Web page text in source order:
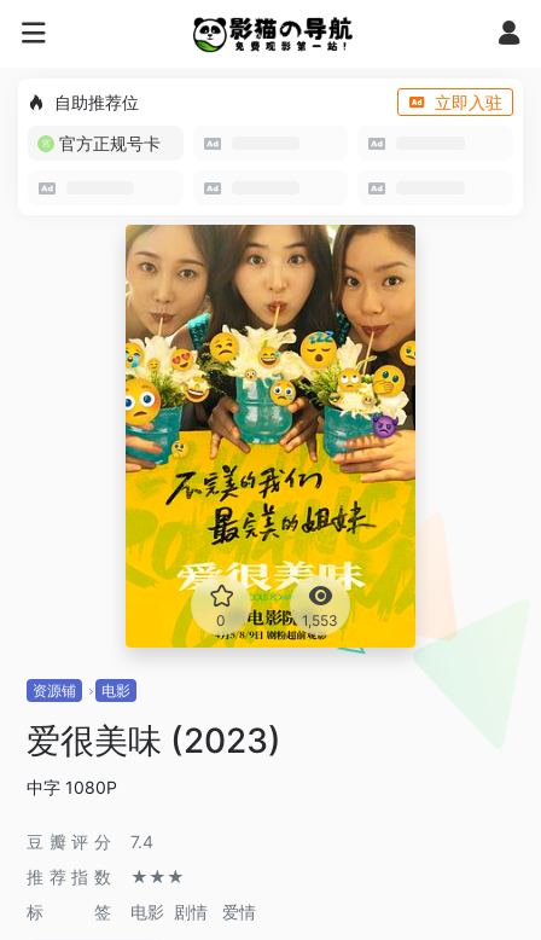
自助推荐位
立即入驻
官方正规号卡
0 1,553
资源铺 电影
爱很美味 (2023)
中字 1080P
豆瓣评分
7.4
推荐指数
★★★
标签
电影 剧情 爱情